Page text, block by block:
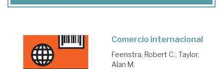
Comercio internacional
Feenstra, Robert C.; Taylor,
Alan M.